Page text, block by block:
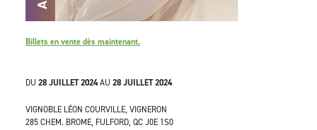
DU 28 JUILLET 2024AU 28 JUILLET 2024
VIGNOBLE LÉON COURVILLE, VIGNERON
285 CHEM. BROME, FULFORD, QC J0E 1S0
Billets en vente dès maintenant.